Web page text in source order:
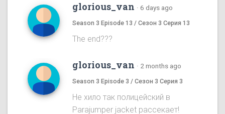
glorious_van · 6 days ago
Season 3 Episode 13 / Сезон 3 Серия 13
The end???
glorious_van · 2 months ago
Season 3 Episode 3 / Сезон 3 Серия 3
Не хило так полицейский в
Parajumper jacket рассекает!